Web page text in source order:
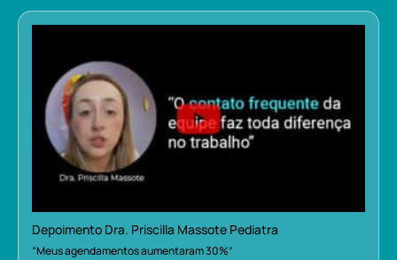
Depoimento Dra. Priscilla Massote Pediatra
“Meus agendamentos aumentaram 30%”